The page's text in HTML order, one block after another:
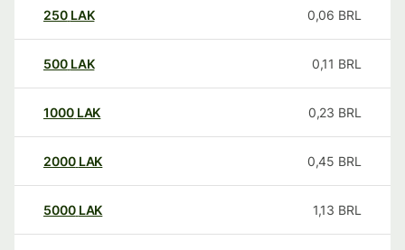
250 LAK 0,06 BRL
500 LAK 0,11 BRL
1000 LAK 0,23 BRL
2000 LAK 0,45 BRL
5000 LAK 1,13 BRL